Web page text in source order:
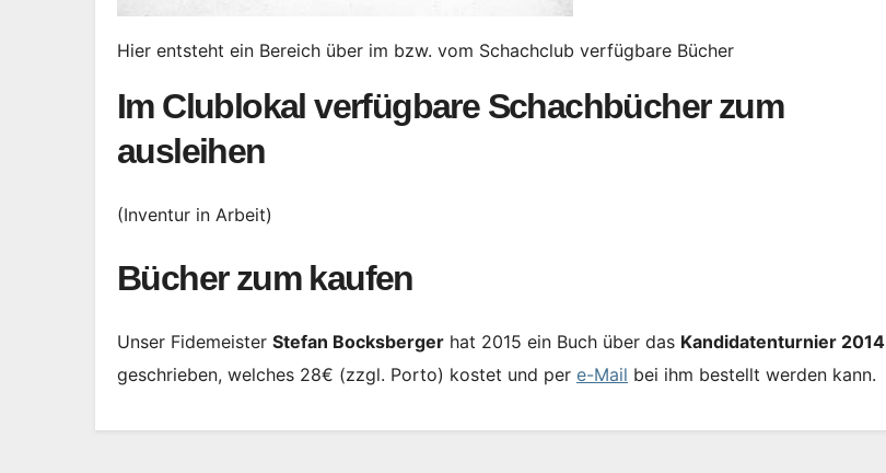
Hier entsteht ein Bereich über im bzw. vom Schachclub verfügbare Bücher
Im Clublokal verfügbare Schachbücher zum
ausleihen
(Inventur in Arbeit)
Bücher zum kaufen
Unser Fidemeister Stefan Bocksberger hat 2015 ein Buch über das Kandidatenturnier 2014
geschrieben, welches 28€ (zzgl. Porto) kostet und per e-Mail bei ihm bestellt werden kann.